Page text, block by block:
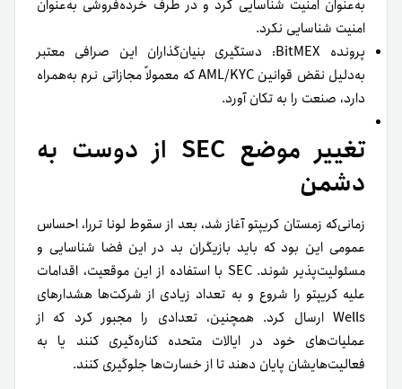
به‌عنوان امنیت شناسایی کرد و در طرف خرده‌فروشی به‌عنوان
امنیت شناسایی نکرد.
پرونده BitMEX: دستگیری بنیان‌گذاران این صرافی معتبر
به‌دلیل نقض قوانین AML/KYC که معمولاً مجازاتی نرم به‌همراه
دارد، صنعت را به تکان آورد.
تغییر موضع SEC از دوست به
دشمن
زمانی‌که زمستان کریپتو آغاز شد، بعد از سقوط لونا تررا، احساس
عمومی این بود که باید بازیگران بد در این فضا شناسایی و
مسئولیت‌پذیر شوند. SEC با استفاده از این موقعیت، اقدامات
علیه کریپتو را شروع و به تعداد زیادی از شرکت‌ها هشدارهای
Wells ارسال کرد. همچنین، تعدادی را مجبور کرد که از
عملیات‌های خود در ایالات متحده کناره‌گیری کنند یا به
فعالیت‌هایشان پایان دهند تا از خسارت‌ها جلوگیری کنند.